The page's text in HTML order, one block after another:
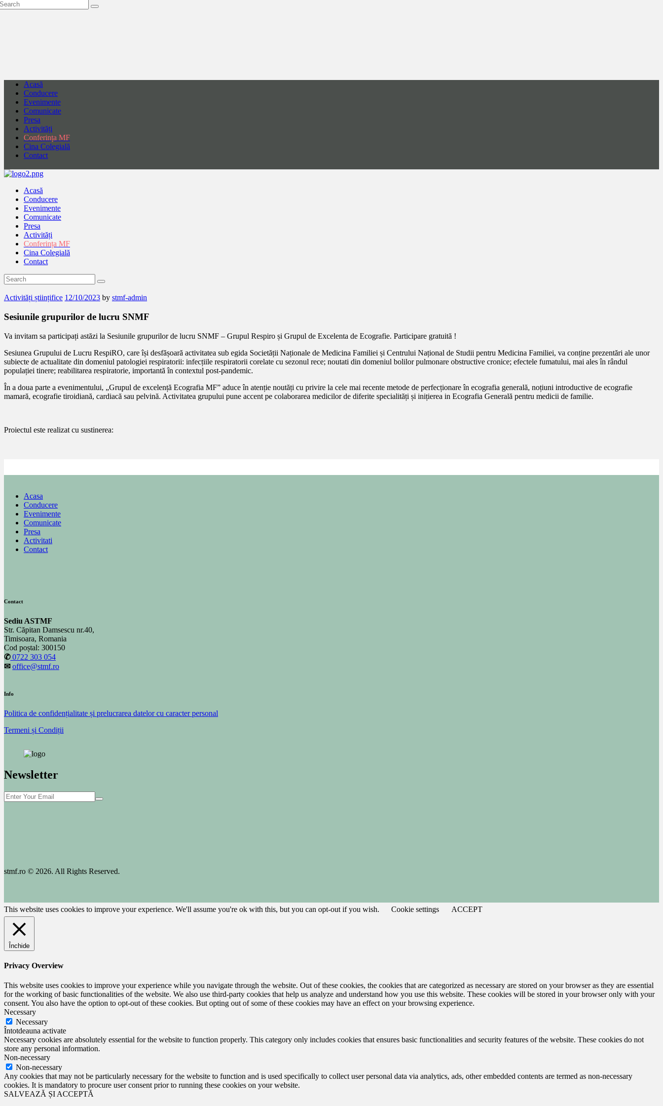
Acasă
Conducere
Evenimente
Comunicate
Presa
Activități
Conferința MF
Cina Colegială
Contact
Acasă
Conducere
Evenimente
Comunicate
Presa
Activități
Conferința MF
Cina Colegială
Contact
Activități științifice 12/10/2023 by stmf-admin
Sesiunile grupurilor de lucru SNMF
Va invitam sa participați astăzi la Sesiunile grupurilor de lucru SNMF – Grupul Respiro și Grupul de Excelenta de Ecografie. Participare gratuită !
Sesiunea Grupului de Lucru RespiRO, care își desfășoară activitatea sub egida Societății Naționale de Medicina Familiei și Centrului Național de Studii pentru Medicina Familiei, va conține prezentări ale unor
subiecte de actualitate din domeniul patologiei respiratorii: infecțiile respiratorii corelate cu sezonul rece; noutati din domeniul bolilor pulmonare obstructive cronice; efectele fumatului, mai ales în rândul
populației tinere; reabilitarea respiratorie, importantă în contextul post-pandemic.
În a doua parte a evenimentului, „Grupul de excelență Ecografia MF” aduce în atenție noutăți cu privire la cele mai recente metode de perfecționare în ecografia generală, noțiuni introductive de ecografie
mamară, ecografie tiroidiană, cardiacă sau pelvină. Activitatea grupului pune accent pe colaborarea medicilor de diferite specialități și inițierea in Ecografia Generală pentru medicii de familie.
Proiectul este realizat cu sustinerea:
Acasa
Conducere
Evenimente
Comunicate
Presa
Activitati
Contact
Contact
Sediu ASTMF
Str. Căpitan Damsescu nr.40,
Timisoara, Romania
Cod poștal: 300150
✆0722 303 054
✉ office@stmf.ro
Info
Politica de confidențialitate și prelucrarea datelor cu caracter personal
Termeni și Condiții
Newsletter
stmf.ro © 2026. All Rights Reserved.
This website uses cookies to improve your experience. We'll assume you're ok with this, but you can opt-out if you wish. Cookie settings ACCEPT
Închide
Privacy Overview
This website uses cookies to improve your experience while you navigate through the website. Out of these cookies, the cookies that are categorized as necessary are stored on your browser as they are essential
for the working of basic functionalities of the website. We also use third-party cookies that help us analyze and understand how you use this website. These cookies will be stored in your browser only with your
consent. You also have the option to opt-out of these cookies. But opting out of some of these cookies may have an effect on your browsing experience.
Necessary
Necessary
Întotdeauna activate
Necessary cookies are absolutely essential for the website to function properly. This category only includes cookies that ensures basic functionalities and security features of the website. These cookies do not
store any personal information.
Non-necessary
Non-necessary
Any cookies that may not be particularly necessary for the website to function and is used specifically to collect user personal data via analytics, ads, other embedded contents are termed as non-necessary
cookies. It is mandatory to procure user consent prior to running these cookies on your website.
SALVEAZĂ ȘI ACCEPTĂ